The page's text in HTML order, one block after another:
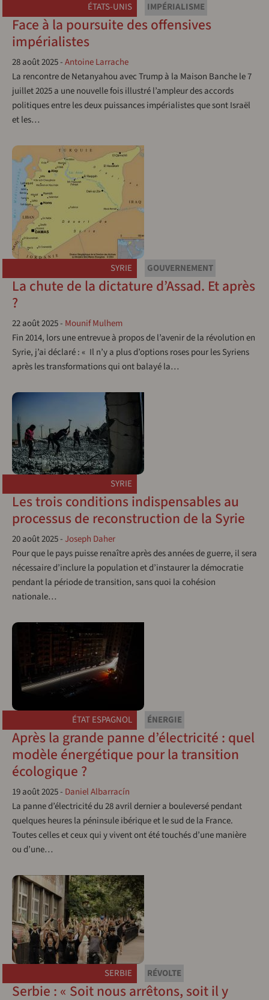
ÉTATS-UNIS IMPÉRIALISME
Face à la poursuite des offensives
impérialistes
28 août 2025-Antoine Larrache
La rencontre de Netanyahou avec Trump à la Maison Banche le 7
juillet 2025 a une nouvelle fois illustré l’ampleur des accords
politiques entre les deux puissances impérialistes que sont Israël
et les…
SYRIE GOUVERNEMENT
La chute de la dictature d’Assad. Et après
?
22 août 2025- Mounif Mulhem
Fin 2014, lors une entrevue à propos de l’avenir de la révolution en
Syrie, j’ai déclaré : « Il n’y a plus d’options roses pour les Syriens
après les transformations qui ont balayé la…
SYRIE
Les trois conditions indispensables au
processus de reconstruction de la Syrie
20 août 2025-Joseph Daher
Pour que le pays puisse renaître après des années de guerre, il sera
nécessaire d’inclure la population et d’instaurer la démocratie
pendant la période de transition, sans quoi la cohésion
nationale…
ÉTAT ESPAGNOL ÉNERGIE
Après la grande panne d’électricité : quel
modèle énergétique pour la transition
écologique ?
19 août 2025- Daniel Albarracín
La panne d’électricité du 28 avril dernier a bouleversé pendant
quelques heures la péninsule ibérique et le sud de la France.
Toutes celles et ceux qui y vivent ont été touchés d’une manière
ou d’une…
SERBIE RÉVOLTE
Serbie : « Soit nous arrêtons, soit il y